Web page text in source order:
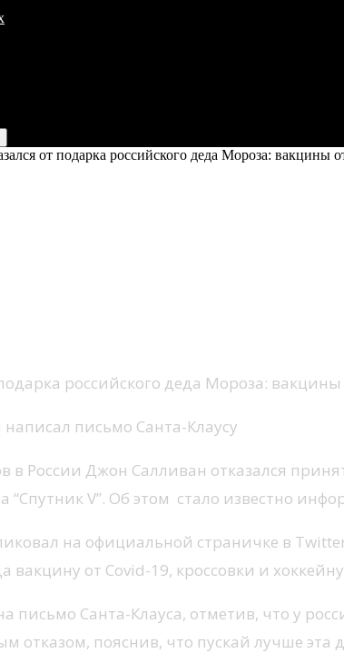
от подарка российского деда Мороза: вакцины
письмо Санта-Клаусу
в России Джон Салливан отказался
“Спутник V”. Об этом стало известно
на официальной страничке в
вакцину от Covid-19, кроссовки и
письмо Санта-Клауса, отметив, что у
отказом, пояснив, что пускай лучше эта